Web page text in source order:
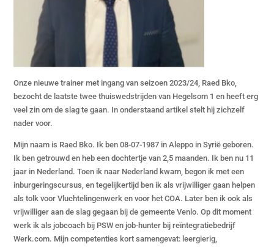
Onze nieuwe trainer met ingang van seizoen 2023/24, Raed Bko,
bezocht de laatste twee thuiswedstrijden van Hegelsom 1 en heeft erg
veel zin om de slag te gaan. In onderstaand artikel stelt hij zichzelf
nader voor.
Mijn naam is Raed Bko. Ik ben 08-07-1987 in Aleppo in Syrië geboren.
Ik ben getrouwd en heb een dochtertje van 2,5 maanden. Ik ben nu 11
jaar in Nederland. Toen ik naar Nederland kwam, begon ik met een
inburgeringscursus, en tegelijkertijd ben ik als vrijwilliger gaan helpen
als tolk voor Vluchtelingenwerk en voor het COA. Later ben ik ook als
vrijwilliger aan de slag gegaan bij de gemeente Venlo. Op dit moment
werk ik als jobcoach bij PSW en job-hunter bij reïntegratiebedrijf
Werk.com. Mijn competenties kort samengevat: leergierig,